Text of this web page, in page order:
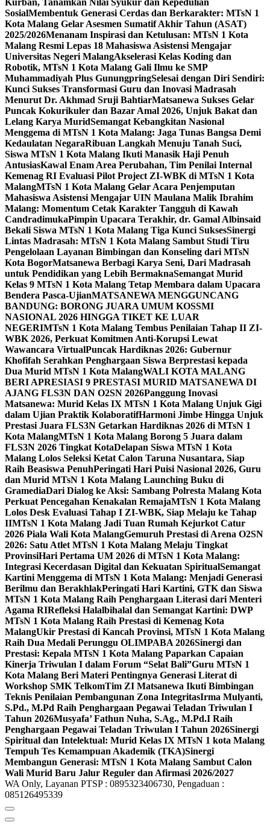
Kurban, Tanamkan Nilai Syukur dan Kepedulian
SosialMembentuk Generasi Cerdas dan Berkarakter: MTsN 1
Kota Malang Gelar Asesmen Sumatif Akhir Tahun (ASAT)
2025/2026Menanam Inspirasi dan Ketulusan: MTsN 1 Kota
Malang Resmi Lepas 18 Mahasiswa Asistensi Mengajar
Universitas Negeri MalangAkselerasi Kelas Koding dan
Robotik, MTsN 1 Kota Malang Gali Ilmu ke SMP
Muhammadiyah Plus GunungpringSelesai dengan Diri Sendiri:
Kunci Sukses Transformasi Guru dan Inovasi Madrasah
Menurut Dr. Akhmad Sruji BahtiarMatsanewa Sukses Gelar
Puncak Kokurikuler dan Bazar Amal 2026, Unjuk Bakat dan
Lelang Karya MuridSemangat Kebangkitan Nasional
Menggema di MTsN 1 Kota Malang: Jaga Tunas Bangsa Demi
Kedaulatan NegaraRibuan Langkah Menuju Tanah Suci,
Siswa MTsN 1 Kota Malang Ikuti Manasik Haji Penuh
AntusiasKawal Enam Area Perubahan, Tim Penilai Internal
Kemenag RI Evaluasi Pilot Project ZI-WBK di MTsN 1 Kota
MalangMTsN 1 Kota Malang Gelar Acara Penjemputan
Mahasiswa Asistensi Mengajar UIN Maulana Malik Ibrahim
Malang: Momentum Cetak Karakter Tangguh di Kawah
CandradimukaPimpin Upacara Terakhir, dr. Gamal Albinsaid
Bekali Siswa MTsN 1 Kota Malang Tiga Kunci SuksesSinergi
Lintas Madrasah: MTsN 1 Kota Malang Sambut Studi Tiru
Pengelolaan Layanan Bimbingan dan Konseling dari MTsN
Kota BogorMatsanewa Berbagi Karya Seni, Dari Madrasah
untuk Pendidikan yang Lebih BermaknaSemangat Murid
Kelas 9 MTsN 1 Kota Malang Tetap Membara dalam Upacara
Bendera Pasca-UjianMATSANEWA MENGGUNCANG
BANDUNG: BORONG JUARA UMUM KOSSMI
NASIONAL 2026 HINGGA TIKET KE LUAR
NEGERIMTsN 1 Kota Malang Tembus Penilaian Tahap II ZI-
WBK 2026, Perkuat Komitmen Anti-Korupsi Lewat
Wawancara VirtualPuncak Hardiknas 2026: Gubernur
Khofifah Serahkan Penghargaan Siswa Berprestasi kepada
Dua Murid MTsN 1 Kota MalangWALI KOTA MALANG
BERI APRESIASI 9 PRESTASI MURID MATSANEWA DI
AJANG FLS3N DAN O2SN 2026Panggung Inovasi
Matsanewa: Murid Kelas IX MTsN 1 Kota Malang Unjuk Gigi
dalam Ujian Praktik KolaboratifHarmoni Jimbe Hingga Unjuk
Prestasi Juara FLS3N Getarkan Hardiknas 2026 di MTsN 1
Kota MalangMTsN 1 Kota Malang Borong 5 Juara dalam
FLS3N 2026 Tingkat KotaDelapan Siswa MTsN 1 Kota
Malang Lolos Seleksi Ketat Calon Taruna Nusantara, Siap
Raih Beasiswa PenuhPeringati Hari Puisi Nasional 2026, Guru
dan Murid MTsN 1 Kota Malang Launching Buku di
GramediaDari Dialog ke Aksi: Sambang Polresta Malang Kota
Perkuat Pencegahan Kenakalan RemajaMTsN 1 Kota Malang
Lolos Desk Evaluasi Tahap I ZI-WBK, Siap Melaju ke Tahap
IIMTsN 1 Kota Malang Jadi Tuan Rumah Kejurkot Catur
2026 Piala Wali Kota MalangGemuruh Prestasi di Arena O2SN
2026: Satu Atlet MTsN 1 Kota Malang Melaju Tingkat
ProvinsiHari Pertama UM 2026 di MTsN 1 Kota Malang:
Integrasi Kecerdasan Digital dan Kekuatan SpiritualSemangat
Kartini Menggema di MTsN 1 Kota Malang: Menjadi Generasi
Berilmu dan BerakhlakPeringati Hari Kartini, GTK dan Siswa
MTsN 1 Kota Malang Raih Penghargaan Literasi dari Menteri
Agama RIRefleksi Halalbihalal dan Semangat Kartini: DWP
MTsN 1 Kota Malang Raih Prestasi di Kemenag Kota
MalangUkir Prestasi di Kancah Provinsi, MTsN 1 Kota Malang
Raih Dua Medali Perunggu OLIMPABA 2026Sinergi dan
Prestasi: Kepala MTsN 1 Kota Malang Paparkan Capaian
Kinerja Triwulan I dalam Forum “Selat Bali”Guru MTsN 1
Kota Malang Beri Materi Pentingnya Generasi Literat di
Workshop SMK TelkomTim ZI Matsanewa Ikuti Bimbingan
Teknis Penilaian Pembangunan Zona IntegritasIrma Mulyanti,
S.Pd., M.Pd Raih Penghargaan Pegawai Teladan Triwulan I
Tahun 2026Musyafa’ Fathun Nuha, S.Ag., M.Pd.I Raih
Penghargaan Pegawai Teladan Triwulan I Tahun 2026Sinergi
Spiritual dan Intelektual: Murid Kelas IX MTsN 1 kota Malang
Tempuh Tes Kemampuan Akademik (TKA)Sinergi
Membangun Generasi: MTsN 1 Kota Malang Sambut Calon
Wali Murid Baru Jalur Reguler dan Afirmasi 2026/2027
WA Only, Layanan PTSP : 0895323406730, Pengaduan :
085126495339